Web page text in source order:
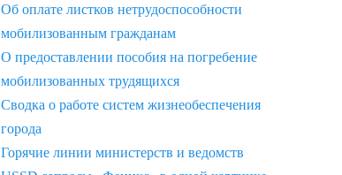
Об оплате листков нетрудоспособности
мобилизованным гражданам
О предоставлении пособия на погребение
мобилизованных трудящихся
Сводка о работе систем жизнеобеспечения
города
Горячие линии министерств и ведомств